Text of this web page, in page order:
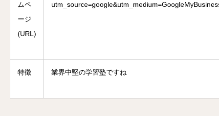
ムペ
ージ
(URL)
特徴 業界中堅の学習塾ですね